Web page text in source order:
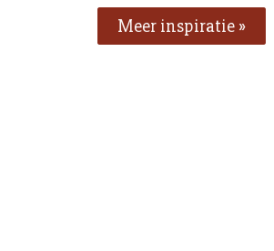
Meer inspiratie »